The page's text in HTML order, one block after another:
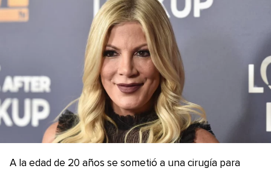
A la edad de 20 años se sometió a una cirugía para